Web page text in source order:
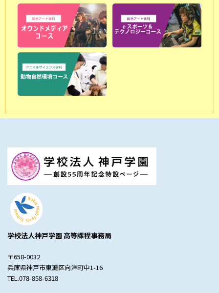
学校法人神戸学園 高等課程事務局
〒658-0032
兵庫県神戸市東灘区向洋町中1-16
TEL.078-858-6318